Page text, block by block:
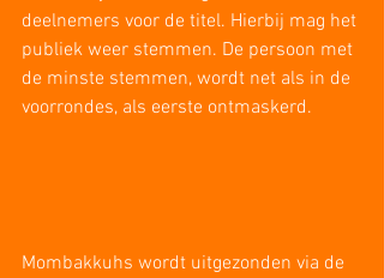
deelnemers voor de titel. Hierbij mag het
publiek weer stemmen. De persoon met
de minste stemmen, wordt net als in de
voorrondes, als eerste ontmaskerd.
Mombakkuhs wordt uitgezonden via de